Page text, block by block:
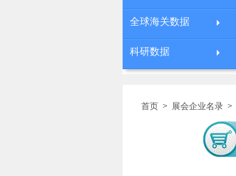
全国中小学校长通
中国医院大全
全球海关数据
科研数据
首页 > 展会企业名录 >